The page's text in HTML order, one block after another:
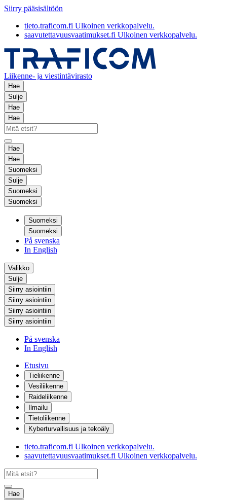
Siirry pääsisältöön
tieto.traficom.fi Ulkoinen verkkopalvelu.
saavutettavuusvaatimukset.fi Ulkoinen verkkopalvelu.
Liikenne- ja viestintävirasto
Hae
Sulje
Hae
Hae
Hae
Hae
Suomeksi
Sulje
Suomeksi
Suomeksi
Suomeksi
Suomeksi
På svenska
In English
Valikko
Sulje
Siirry asiointiin
Siirry asiointiin
Siirry asiointiin
Siirry asiointiin
På svenska
In English
Etusivu
Tieliikenne
Vesiliikenne
Raideliikenne
Ilmailu
Tietoliikenne
Kyberturvallisuus ja tekoäly
tieto.traficom.fi Ulkoinen verkkopalvelu.
saavutettavuusvaatimukset.fi Ulkoinen verkkopalvelu.
Hae